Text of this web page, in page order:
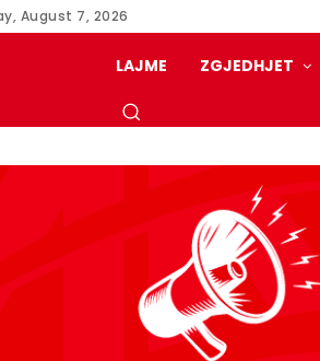
August 7, 2026
LAJME ZGJEDHJET